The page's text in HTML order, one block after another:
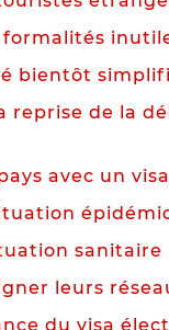
formalités
bientôt
reprise de la
avec un
sanitaire
leurs
du visa